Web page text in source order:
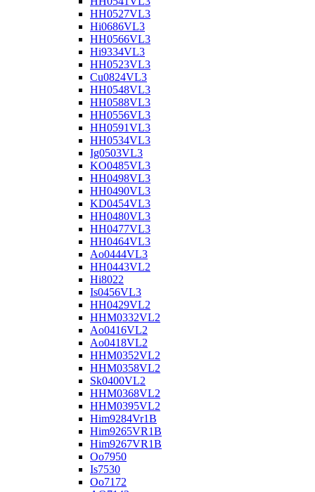
HH0527VL3
Hi0686VL3
HH0566VL3
Hi9334VL3
HH0523VL3
Cu0824VL3
HH0548VL3
HH0588VL3
HH0556VL3
HH0591VL3
HH0534VL3
Ig0503VL3
KO0485VL3
HH0498VL3
HH0490VL3
KD0454VL3
HH0480VL3
HH0477VL3
HH0464VL3
Ao0444VL3
HH0443VL2
Hi8022
Is0456VL3
HH0429VL2
HHM0332VL2
Ao0416VL2
Ao0418VL2
HHM0352VL2
HHM0358VL2
Sk0400VL2
HHM0368VL2
HHM0395VL2
Him9284Vr1B
Him9265VR1B
Him9267VR1B
Oo7950
Is7530
Oo7172